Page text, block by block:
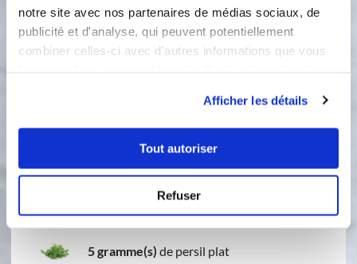
notre site avec nos partenaires de médias sociaux, de
publicité et d'analyse, qui peuvent potentiellement
combiner celles-ci avec d'autres informations que vous
Afficher les détails
Tout autoriser
Refuser
10 millilitre(s)de jus de citron
1 gramme(s)de cumin
1 gramme(s)de paprika
5 gramme(s) de persil plat